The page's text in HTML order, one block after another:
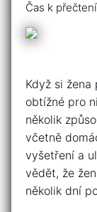
Čas k
Když si
obtížné pro
několik
včetně
vyšetření a
vědět, že
několik dní